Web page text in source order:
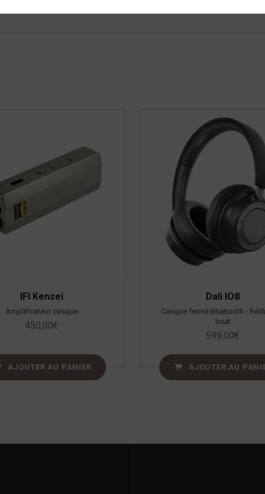
IFI Kensei
Amplificateur casque
450,00€
AJOUTER AU PANIER
Dali IO8
Casque fermé Bluetooth -
bruit
599,00€
AJOUTER AU